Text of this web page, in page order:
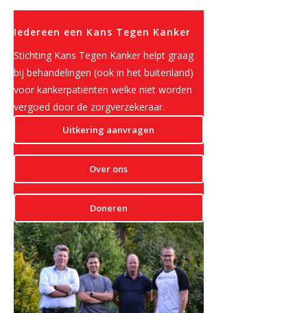
Iedereen een Kans Tegen Kanker
Stichting Kans Tegen Kanker helpt graag
bij behandelingen (ook in het buitenland)
voor kankerpatiënten welke niet worden
vergoed door de zorgverzekeraar.
Uitkering aanvragen
Over ons
Doneren